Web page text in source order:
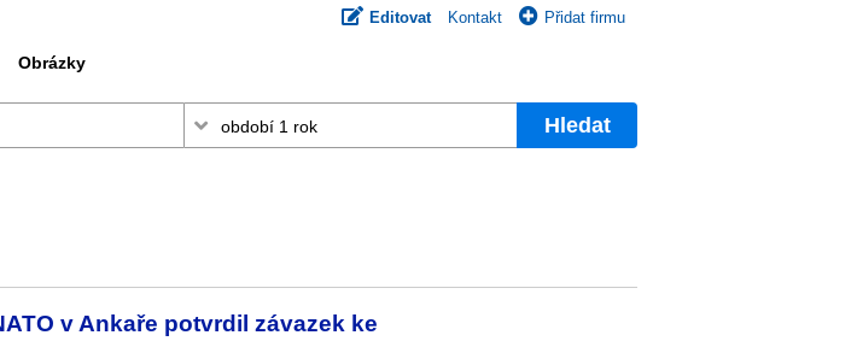
Editovat Kontakt Přidat firmu
Obrázky
Hledat
v Ankaře potvrdil závazek ke